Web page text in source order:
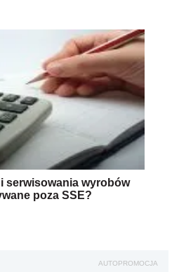
serwisowania wyrobów
poza SSE?
AUTOPROMOCJA